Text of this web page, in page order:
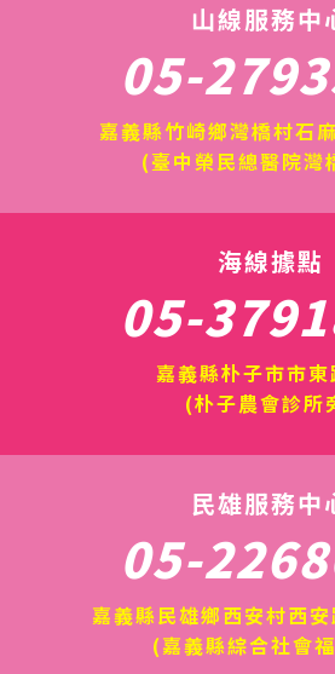
山線服務中
05-
嘉義縣竹崎鄉灣橋村石
(臺中榮民總醫院灣
海線據點
05-
嘉義縣朴子市市
(朴子農會診所
民雄服務中
05-
嘉義縣民雄鄉西安村西
(嘉義縣綜合社會